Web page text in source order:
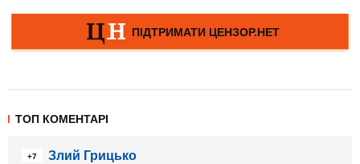
ТОП КОМЕНТАРІ
+7
Злий Грицько